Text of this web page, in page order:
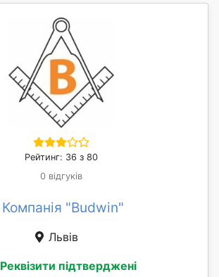
Рейтинг: 36 з 80
0 відгуків
Компанія "Budwin"
Львів
Реквізити підтверджені